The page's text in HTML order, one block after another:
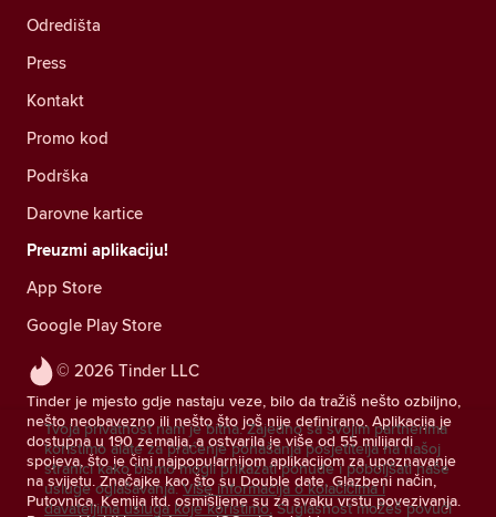
© 2026 Tinder LLC
Tinder je mjesto gdje nastaju veze, bilo da tražiš nešto ozbiljno,
nešto neobavezno ili nešto što još nije definirano. Aplikacija je
dostupna u 190 zemalja, a ostvarila je više od 55 milijardi
spojeva, što je čini najpopularnijom aplikacijom za upoznavanje
na svijetu. Značajke kao što su Double date, Glazbeni način,
Putovnica, Kemija itd. osmišljene su za svaku vrstu povezivanja.
Odredišta
Press
Kontakt
Promo kod
Podrška
Darovne kartice
Preuzmi aplikaciju!
App Store
Google Play Store
Tvoja privatnost nam je bitna. Zajedno sa svojim partnerima
koristimo alate za praćenje ponašanja posjetitelja na našoj
stranici kako bismo mogli prikazati ponude i poboljšati naše
usluge oglašavanja. Više informacija o kolačićima i
davateljima usluga koje koristimo. Suglasnost možeš povući